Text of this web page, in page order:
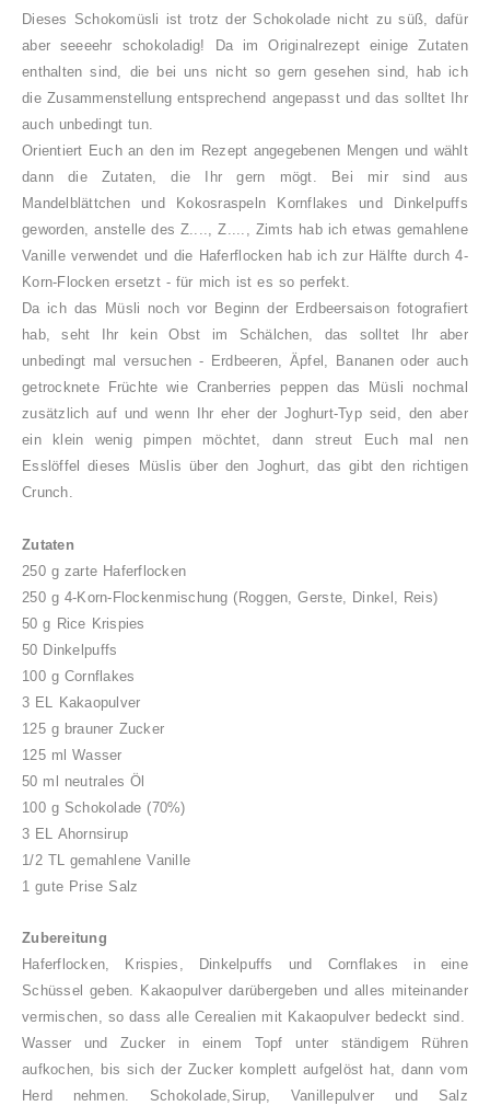
Dieses Schokomüsli ist trotz der Schokolade nicht zu süß, dafür
aber seeeehr schokoladig! Da im Originalrezept einige Zutaten
enthalten sind, die bei uns nicht so gern gesehen sind, hab ich
die Zusammenstellung entsprechend angepasst und das solltet Ihr
auch unbedingt tun.
Orientiert Euch an den im Rezept angegebenen Mengen und wählt
dann die Zutaten, die Ihr gern mögt. Bei mir sind aus
Mandelblättchen und Kokosraspeln Kornflakes und Dinkelpuffs
geworden, anstelle des Z...., Z...., Zimts hab ich etwas gemahlene
Vanille verwendet und die Haferflocken hab ich zur Hälfte durch 4-
Korn-Flocken ersetzt - für mich ist es so perfekt.
Da ich das Müsli noch vor Beginn der Erdbeersaison fotografiert
hab, seht Ihr kein Obst im Schälchen, das solltet Ihr aber
unbedingt mal versuchen - Erdbeeren, Äpfel, Bananen oder auch
getrocknete Früchte wie Cranberries peppen das Müsli nochmal
zusätzlich auf und wenn Ihr eher der Joghurt-Typ seid, den aber
ein klein wenig pimpen möchtet, dann streut Euch mal nen
Esslöffel dieses Müslis über den Joghurt, das gibt den richtigen
Crunch.
Zutaten
250 g zarte Haferflocken
250 g 4-Korn-Flockenmischung (Roggen, Gerste, Dinkel, Reis)
50 g Rice Krispies
50 Dinkelpuffs
100 g Cornflakes
3 EL Kakaopulver
125 g brauner Zucker
125 ml Wasser
50 ml neutrales Öl
100 g Schokolade (70%)
3 EL Ahornsirup
1/2 TL gemahlene Vanille
1 gute Prise Salz
Zubereitung
Haferflocken, Krispies, Dinkelpuffs und Cornflakes in eine
Schüssel geben. Kakaopulver darübergeben und alles miteinander
vermischen, so dass alle Cerealien mit Kakaopulver bedeckt sind.
Wasser und Zucker in einem Topf unter ständigem Rühren
aufkochen, bis sich der Zucker komplett aufgelöst hat, dann vom
Herd nehmen. Schokolade,Sirup, Vanillepulver und Salz